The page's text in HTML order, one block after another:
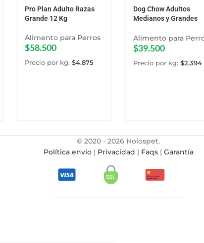
Pro Plan Adulto Razas
Grande 12 Kg
Alimento para Perros
$58.500
Precio por kg: $4.875
Dog Chow Adultos
Medianos y Grandes
Alimento para
$39.500
Precio por kg: $2.394
© 2020 - 2026 Holospet.
Política envío| Privacidad | Faqs| Garantía